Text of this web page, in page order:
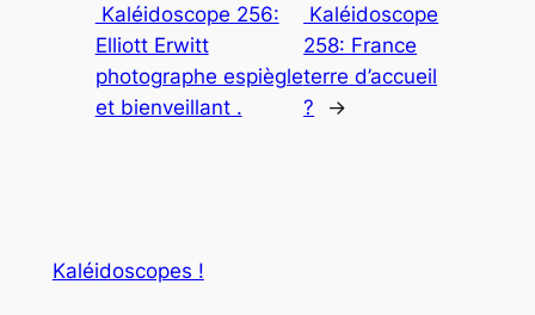
Kaléidoscope 256:
Elliott Erwitt
photographe espiègle
et bienveillant .
Kaléidoscope
258: France
terre d’accueil
?
→
Kaléidoscopes !